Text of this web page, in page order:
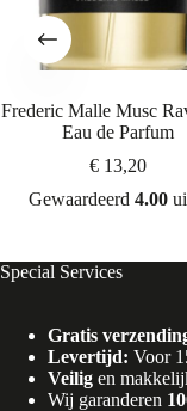
Frederic Malle Musc
Eau de Parfum
€13,20
Gewaardeerd4.00
Special Services
Gratis
Levertijd: Voor
Veilig en
Wij garanderen